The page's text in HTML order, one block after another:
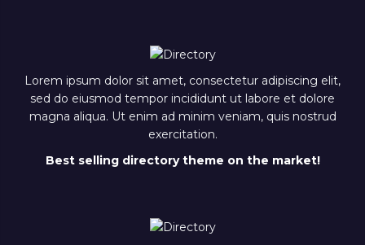
Lorem ipsum dolor sit amet, consectetur adipiscing elit,
sed do eiusmod tempor incididunt ut labore et dolore
magna aliqua. Ut enim ad minim veniam, quis nostrud
exercitation.
Best selling directory theme on the market!